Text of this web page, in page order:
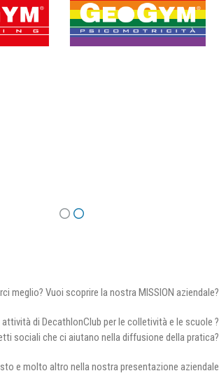
meglio? Vuoi scoprire la nostra MISSION aziendale?
di DecathlonClub per le colletività e le scuole ?
sociali che ci aiutano nella diffusione della pratica?
e molto altro nella nostra presentazione aziendale